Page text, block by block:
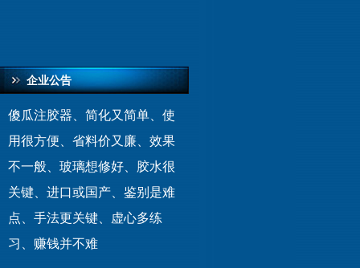
企业公告
傻瓜注胶器、简化又简单、使
用很方便、省料价又廉、效果
不一般、玻璃想修好、胶水很
关键、进口或国产、鉴别是难
点、手法更关键、虚心多练
习、赚钱并不难